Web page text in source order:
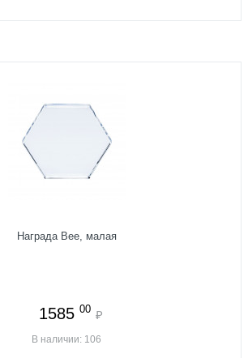
Награда Bee, малая
1585 00 ₽
В наличии: 106